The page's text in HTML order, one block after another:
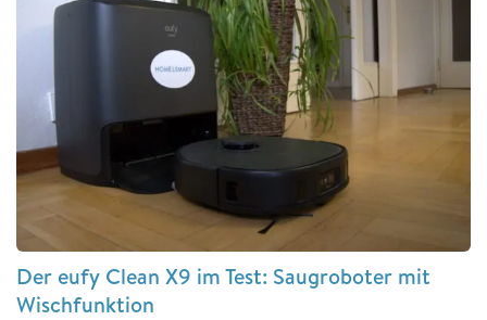
Der eufy Clean X9 im Test: Saugroboter mit
Wischfunktion